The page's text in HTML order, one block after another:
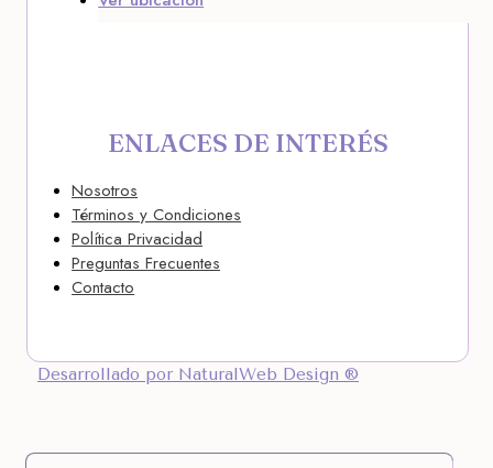
ENLACES DE INTERÉS
Nosotros
Términos y Condiciones
Política Privacidad
Preguntas Frecuentes
Contacto
Desarrollado por NaturalWeb Design ®